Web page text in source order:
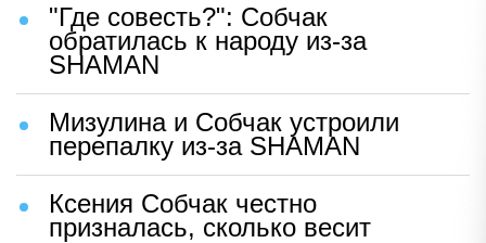
"Где совесть?": Собчак
обратилась к народу из-за
SHAMAN
Мизулина и Собчак устроили
перепалку из-за SHAMAN
Ксения Собчак честно
призналась, сколько весит